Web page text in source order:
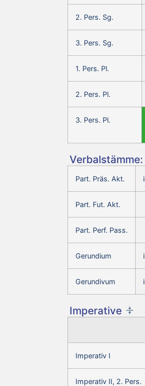
2. Pers. Sg.
3. Pers. Sg.
1. Pers. Pl.
2. Pers. Pl.
3. Pers. Pl.
Part. Präs. Akt.
Part. Fut. Akt.
Part. Perf. Pass.
Gerundium
Gerundivum
Imperative
Imperativ I
Imperativ II, 2. Pers.